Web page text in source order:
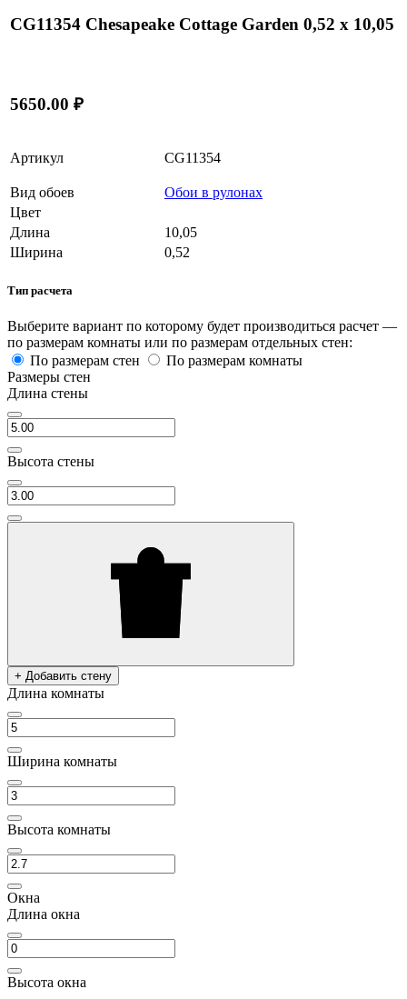
CG11354 Chesapeake Cottage Garden 0,52 x 10,05
5650.00 ₽
Артикул CG11354
Вид обоев
Обои в рулонах
Цвет
Длина
10,05
Ширина
0,52
Тип расчета
Выберите вариант по которому будет производиться расчет —
по размерам комнаты или по размерам отдельных стен:
По размерам стен
По размерам комнаты
Размеры стен
Длина стены
Высота стены
+ Добавить стену
Длина комнаты
Ширина комнаты
Высота комнаты
Окна
Длина окна
Высота окна